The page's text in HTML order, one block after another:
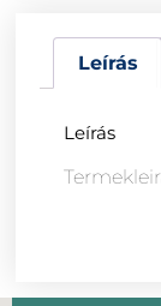
Leírás
Leírás